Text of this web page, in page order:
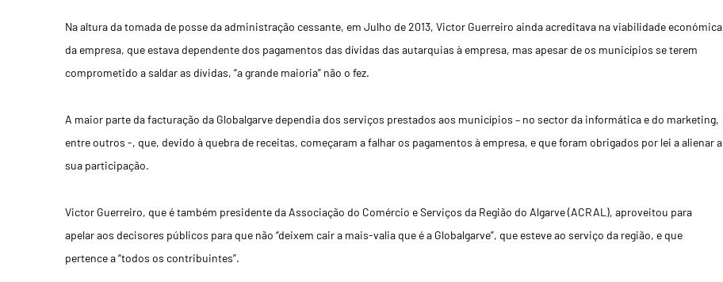
Na altura da tomada de posse da administração cessante, em Julho de 2013, Victor Guerreiro ainda acreditava na viabilidade económica
da empresa, que estava dependente dos pagamentos das dívidas das autarquias à empresa, mas apesar de os municípios se terem
comprometido a saldar as dívidas, “a grande maioria” não o fez.
A maior parte da facturação da Globalgarve dependia dos serviços prestados aos municípios – no sector da informática e do marketing,
entre outros -, que, devido à quebra de receitas, começaram a falhar os pagamentos à empresa, e que foram obrigados por lei a alienar a
sua participação.
Victor Guerreiro, que é também presidente da Associação do Comércio e Serviços da Região do Algarve (ACRAL), aproveitou para
apelar aos decisores públicos para que não “deixem cair a mais-valia que é a Globalgarve”, que esteve ao serviço da região, e que
pertence a “todos os contribuintes”.